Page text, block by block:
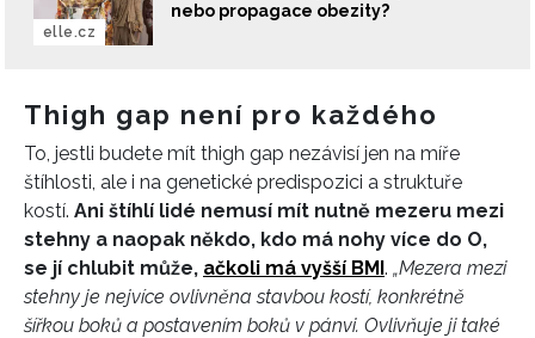
nebo propagace obezity?
elle.cz
Thigh gap není pro každého
To, jestli budete mít thigh gap nezávisí jen na míře
štíhlosti, ale i na genetické predispozici a struktuře
kostí. Ani štíhlí lidé nemusí mít nutně mezeru mezi
stehny a naopak někdo, kdo má nohy více do O,
se jí chlubit může, ačkoli má vyšší BMI. „Mezera mezi
stehny je nejvíce ovlivněna stavbou kostí, konkrétně
šířkou boků a postavením boků v pánvi. Ovlivňuje ji také